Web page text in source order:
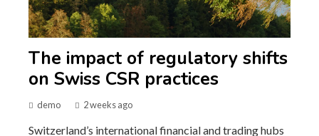
The impact of regulatory shifts
on Swiss CSR practices
demo 2 weeks ago
Switzerland’s international financial and trading hubs